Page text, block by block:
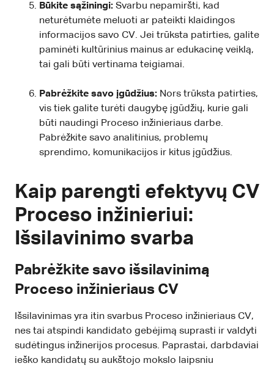
Būkite sąžiningi: Svarbu nepamiršti, kad
neturėtumėte meluoti ar pateikti klaidingos
informacijos savo CV. Jei trūksta patirties, galite
paminėti kultūrinius mainus ar edukacinę veiklą,
tai gali būti vertinama teigiamai.
Pabrėžkite savo įgūdžius: Nors trūksta patirties,
vis tiek galite turėti daugybę įgūdžių, kurie gali
būti naudingi Proceso inžinieriaus darbe.
Pabrėžkite savo analitinius, problemų
sprendimo, komunikacijos ir kitus įgūdžius.
Kaip parengti efektyvų CV
Proceso inžinieriui:
Išsilavinimo svarba
Pabrėžkite savo išsilavinimą
Proceso inžinieriaus CV
Išsilavinimas yra itin svarbus Proceso inžinieriaus CV,
nes tai atspindi kandidato gebėjimą suprasti ir valdyti
sudėtingus inžinerijos procesus. Paprastai, darbdaviai
ieško kandidatų su aukštojo mokslo laipsniu